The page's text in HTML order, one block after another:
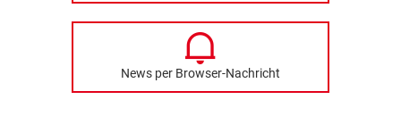
News per Browser-Nachricht